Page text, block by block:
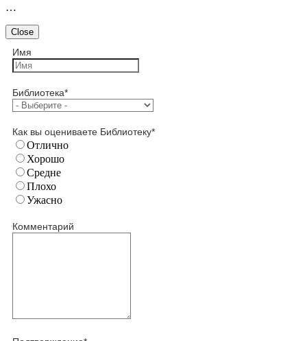
…
Close
Имя
Библиотека*
Как вы оцениваете Библиотеку*
Отлично
Хорошо
Средне
Плохо
Ужасно
Комментарий